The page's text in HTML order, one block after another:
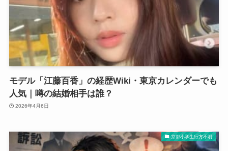
モデル「江藤百香」の経歴Wiki・東京カレンダーでも
人気｜噂の結婚相手は誰？
2026年4月6日
京都小学生行方不明